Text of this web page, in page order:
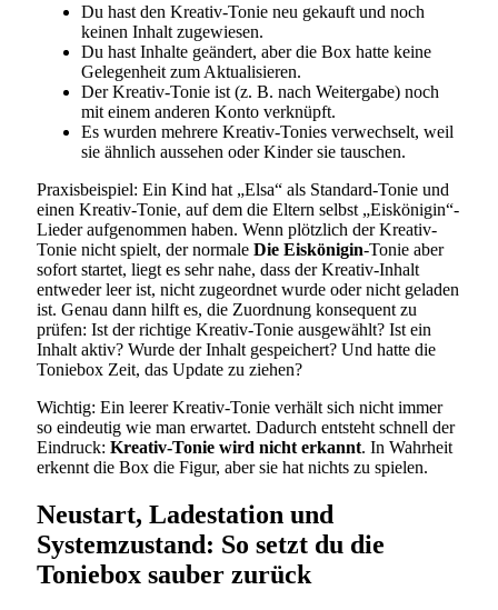
Du hast den Kreativ-Tonie neu gekauft und noch
keinen Inhalt zugewiesen.
Du hast Inhalte geändert, aber die Box hatte keine
Gelegenheit zum Aktualisieren.
Der Kreativ-Tonie ist (z. B. nach Weitergabe) noch
mit einem anderen Konto verknüpft.
Es wurden mehrere Kreativ-Tonies verwechselt, weil
sie ähnlich aussehen oder Kinder sie tauschen.
Praxisbeispiel: Ein Kind hat „Elsa“ als Standard-Tonie und
einen Kreativ-Tonie, auf dem die Eltern selbst „Eiskönigin“-
Lieder aufgenommen haben. Wenn plötzlich der Kreativ-
Tonie nicht spielt, der normale Die Eiskönigin-Tonie aber
sofort startet, liegt es sehr nahe, dass der Kreativ-Inhalt
entweder leer ist, nicht zugeordnet wurde oder nicht geladen
ist. Genau dann hilft es, die Zuordnung konsequent zu
prüfen: Ist der richtige Kreativ-Tonie ausgewählt? Ist ein
Inhalt aktiv? Wurde der Inhalt gespeichert? Und hatte die
Toniebox Zeit, das Update zu ziehen?
Wichtig: Ein leerer Kreativ-Tonie verhält sich nicht immer
so eindeutig wie man erwartet. Dadurch entsteht schnell der
Eindruck: Kreativ-Tonie wird nicht erkannt. In Wahrheit
erkennt die Box die Figur, aber sie hat nichts zu spielen.
Neustart, Ladestation und
Systemzustand: So setzt du die
Toniebox sauber zurück